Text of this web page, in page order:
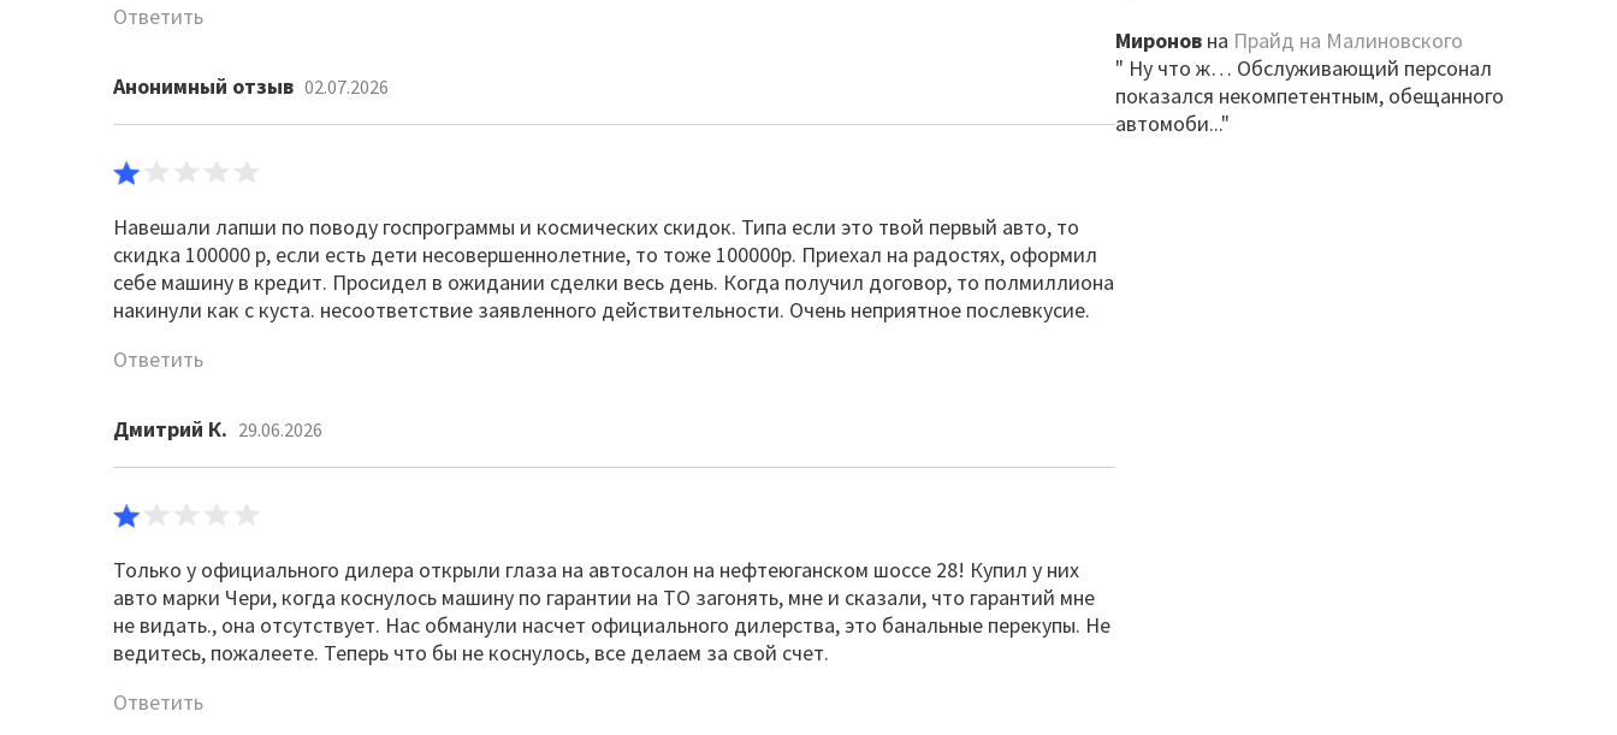
Ответить
Анонимный отзыв 02.07.2026
Навешали лапши по поводу госпрограммы и космических скидок. Типа если это твой первый авто, то
скидка 100000 р, если есть дети несовершеннолетние, то тоже 100000р. Приехал на радостях, оформил
себе машину в кредит. Просидел в ожидании сделки весь день. Когда получил договор, то полмиллиона
накинули как с куста. несоответствие заявленного действительности. Очень неприятное послевкусие.
Ответить
Дмитрий К. 29.06.2026
Только у официального дилера открыли глаза на автосалон на нефтеюганском шоссе 28! Купил у них
авто марки Чери, когда коснулось машину по гарантии на ТО загонять, мне и сказали, что гарантий мне
не видать., она отсутствует. Нас обманули насчет официального дилерства, это банальные перекупы. Не
ведитесь, пожалеете. Теперь что бы не коснулось, все делаем за свой счет.
Ответить
Мироновна Прайд на Малиновского
" Ну что ж… Обслуживающий персонал
показался некомпетентным, обещанного
автомоби..."